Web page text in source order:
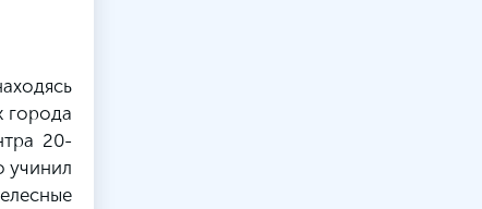
города
20-
учинил